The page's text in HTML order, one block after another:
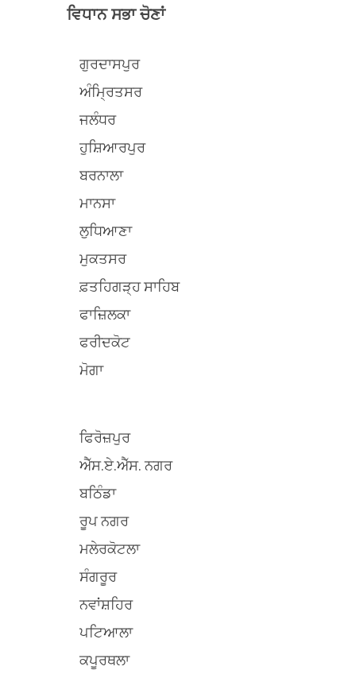
ਵਿਧਾਨ ਸਭਾ ਚੋਣਾਂ
ਗੁਰਦਾਸਪੁਰ
ਅੰਮ੍ਰਿਤਸਰ
ਜਲੰਧਰ
ਹੁਸ਼ਿਆਰਪੁਰ
ਬਰਨਾਲਾ
ਮਾਨਸਾ
ਲੁਧਿਆਣਾ
ਮੁਕਤਸਰ
ਫ਼ਤਹਿਗੜ੍ਹ ਸਾਹਿਬ
ਫਾਜ਼ਿਲਕਾ
ਫਰੀਦਕੋਟ
ਮੋਗਾ
ਫਿਰੋਜ਼ਪੁਰ
ਐੱਸ.ਏ.ਐੱਸ. ਨਗਰ
ਬਠਿੰਡਾ
ਰੂਪ ਨਗਰ
ਮਲੇਰਕੋਟਲਾ
ਸੰਗਰੂਰ
ਨਵਾਂਸ਼ਹਿਰ
ਪਟਿਆਲਾ
ਕਪੂਰਥਲਾ